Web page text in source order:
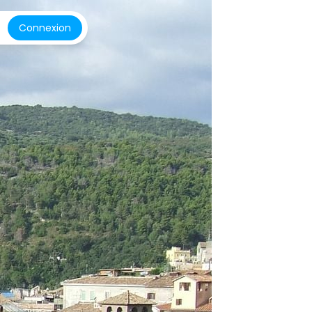
Connexion